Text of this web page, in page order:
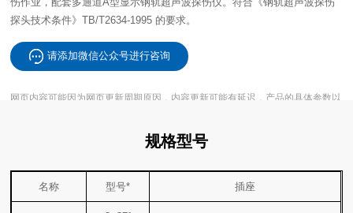
探头技术条件》TB/T2634-1995 的要求。
请添加微信公众号进行咨询
规格型号
名称 型号* 插座